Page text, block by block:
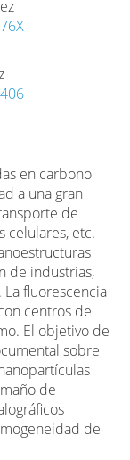
en carbono
a una gran
de
celulares, etc.
de industrias,
fluorescencia
centros de
El objetivo de
sobre
de
de